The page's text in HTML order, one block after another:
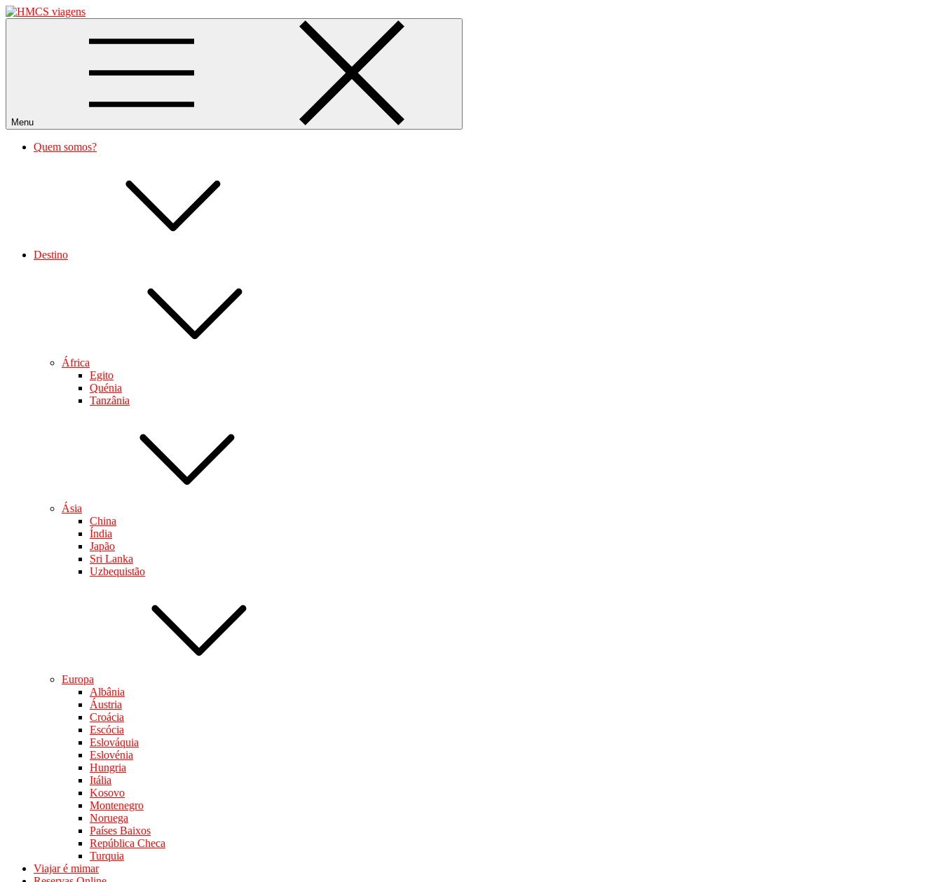
Skip
to
Menu
Quem somos?
Destino
África
Egito
Quénia
Tanzânia
Ásia
China
Índia
Japão
Sri Lanka
Uzbequistão
Europa
Albânia
Áustria
Croácia
Escócia
Eslováquia
Eslovénia
Hungria
Itália
Kosovo
Montenegro
Noruega
Países Baixos
República Checa
Turquia
Viajar é mimar